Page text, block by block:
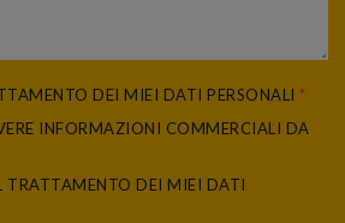
DEI MIEI DATI PERSONALI *
INFORMAZIONI COMMERCIALI DA
TRATTAMENTO DEI MIEI DATI